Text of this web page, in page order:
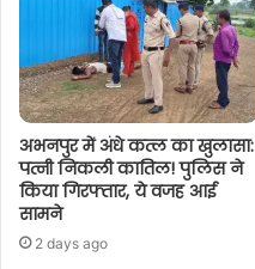
अभनपुर में अंधे कत्ल का खुलासा:
पत्नी निकली कातिल! पुलिस ने
किया गिरफ्तार, ये वजह आई
सामने
2 days ago